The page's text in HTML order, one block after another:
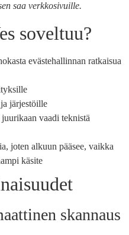
saa verkkosivuille.
soveltuu?
evästehallinnan ratkaisua
järjestöille
vaadi teknistä
joten alkuun pääsee, vaikka
käsite
skannaus